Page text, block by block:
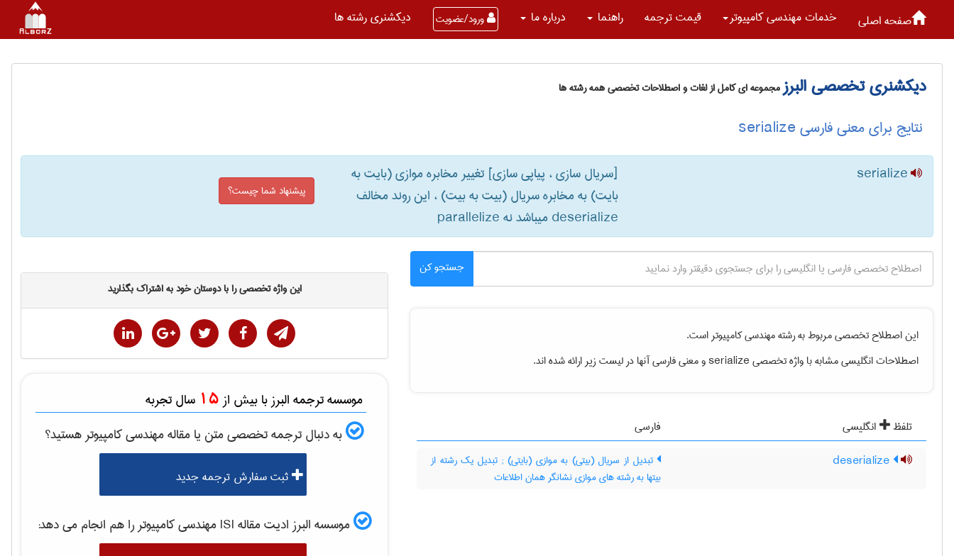
صفحه اصلی خدمات مهندسی كامپيوتر قیمت ترجمه راهنما درباره ما ورود/عضویت دیکشنری رشته ها
دیکشنری تخصصی البرزمجموعه ای کامل از لغات و اصطلاحات تخصصی همه رشته ها
نتایج برای معنی فارسی serialize
serialize
[سریال سازی ، پیاپی سازی] تغییر مخابره موازی (بایت به
deserialize میباشد نه ‎ parallelize
پیشنهاد شما چیست؟
جستجو کن
این اصطلاح تخصصی مربوط به رشتهمهندسی كامپيوتراست.
اصطلاحات انگلیسی مشابه با واژه تخصصیserializeو معنی فارسی آنها در لیست زیر ارائه شده اند.
تلفظ انگلیسی
فارسی
تبدیل از سریال (بیتی) به موازی (بایتی)‎ ; تبدیل یک رشته از
بیتها به رشته های موازی نشانگر همان اطلاعات
این واژه تخصصی را با دوستان خود به اشتراک بگذارید
موسسه ترجمه البرز با بیش از 15 سال تجربه
به دنبال ترجمه تخصصی متن یا مقالهمهندسی كامپيوترهستید؟
ثبت سفارش ترجمه جدید
موسسه البرز ادیت مقاله ISI مهندسی كامپيوتررا هم انجام می دهد: